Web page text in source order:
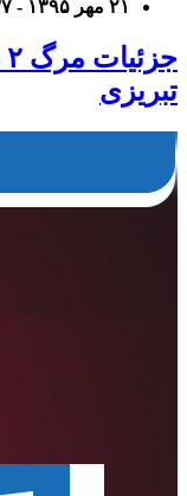
۲۱ مهر ۱۳۹۵ - ۱۰:۳۷
تبریزی